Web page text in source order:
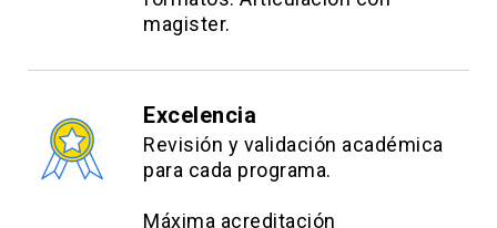
magister.
Excelencia
Revisión y validación académica
para cada programa.
Máxima acreditación